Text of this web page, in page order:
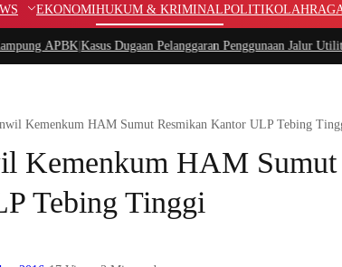
EKONOMIHUKUM & KRIMINALPOLITIK
Kasus Dugaan Pelanggaran Penggunaan Jalur Utilitas Jababeka
Kemenkum HAM Sumut Resmikan Kantor ULP Tebing
Kemenkum HAM Sumut
Tebing Tinggi